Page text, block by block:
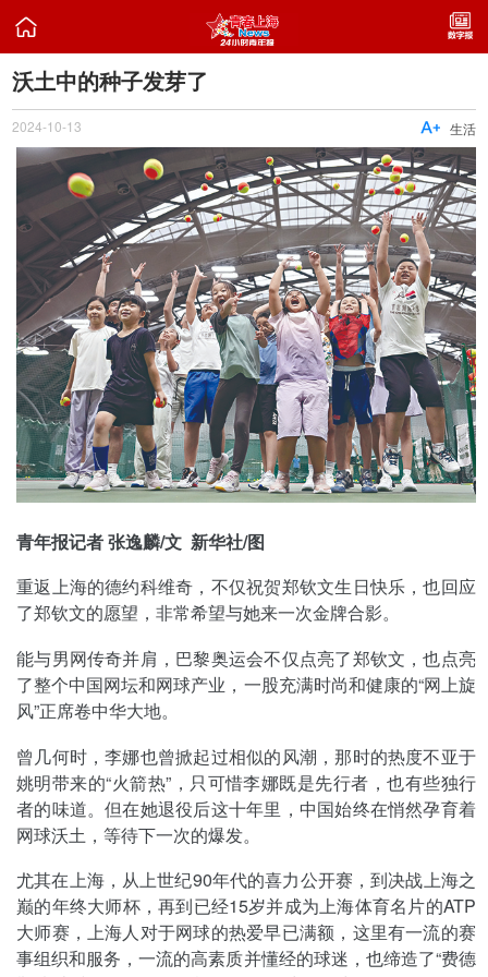

沃土中的种子发芽了
2024-10-13 生活

青年报记者 张逸麟/文 新华社/图
重返上海的德约科维奇，不仅祝贺郑钦文生日快乐，也回应
了郑钦文的愿望，非常希望与她来一次金牌合影。
能与男网传奇并肩，巴黎奥运会不仅点亮了郑钦文，也点亮
了整个中国网坛和网球产业，一股充满时尚和健康的“网上旋
风”正席卷中华大地。
曾几何时，李娜也曾掀起过相似的风潮，那时的热度不亚于
姚明带来的“火箭热”，只可惜李娜既是先行者，也有些独行
者的味道。但在她退役后这十年里，中国始终在悄然孕育着
网球沃土，等待下一次的爆发。
尤其在上海，从上世纪90年代的喜力公开赛，到决战上海之
巅的年终大师杯，再到已经15岁并成为上海体育名片的ATP
大师赛，上海人对于网球的热爱早已满额，这里有一流的赛
事组织和服务，一流的高素质并懂经的球迷，也缔造了“费德